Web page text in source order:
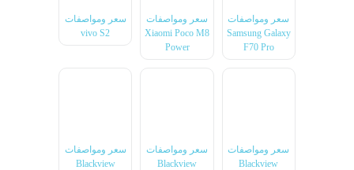
سعر ومواصفات
Samsung Galaxy
F70 Pro
سعر ومواصفات
Xiaomi Poco M8
Power
سعر ومواصفات
vivo S2
سعر ومواصفات
Blackview
سعر ومواصفات
Blackview
سعر ومواصفات
Blackview